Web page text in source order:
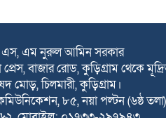
এস, এম নুরুল আমিন সরকার
বাজার রোড, কুড়িগ্রাম থেকে
মোড়, চিলমারী, কুড়িগ্রাম।
৮৫, নয়া পল্টন (৬ষ্ঠ